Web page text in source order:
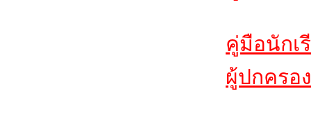
คู่มือนักเ
ผู้ปกครอ